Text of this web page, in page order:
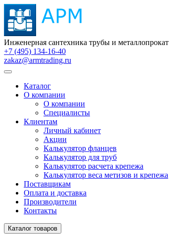
Инженерная сантехника трубы и металлопрокат
+7 (495) 134-16-40
zakaz@armtrading.ru
Каталог
О компании
О компании
Специалисты
Клиентам
Личный кабинет
Акции
Калькулятор фланцев
Калькулятор для труб
Калькулятор расчета крепежа
Калькулятор веса метизов и крепежа
Поставщикам
Оплата и доставка
Производители
Контакты
Каталог товаров